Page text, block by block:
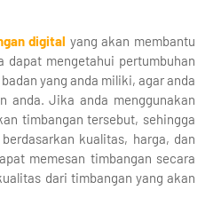
digital yang akan membantu
dapat mengetahui pertumbuhan
yang anda miliki, agar anda
anda. Jika anda menggunakan
timbangan tersebut, sehingga
kualitas, harga, dan
memesan timbangan secara
dari timbangan yang akan